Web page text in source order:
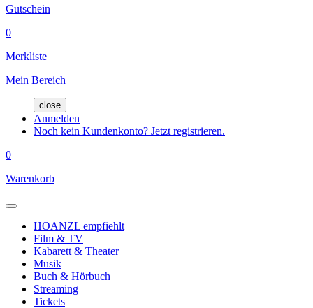
Gutschein
0
Merkliste
Mein Bereich
close
Anmelden
Noch kein Kundenkonto? Jetzt registrieren.
0
Warenkorb
HOANZL empfiehlt
Film & TV
Kabarett & Theater
Musik
Buch & Hörbuch
Streaming
Tickets